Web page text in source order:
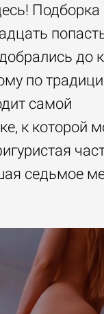
Подборка
до
по
самой
к которой
седьмое